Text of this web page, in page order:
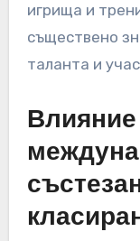
игрища и
съществено
таланта и